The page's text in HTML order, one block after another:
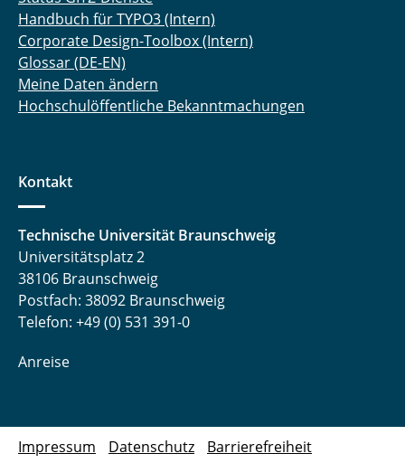
Handbuch für TYPO3 (Intern)
Corporate Design-Toolbox (Intern)
Glossar (DE-EN)
Meine Daten ändern
Hochschulöffentliche Bekanntmachungen
Kontakt
Technische Universität Braunschweig
Universitätsplatz 2
38106 Braunschweig
Postfach: 38092 Braunschweig
Telefon: +49 (0) 531 391-0
Anreise
Impressum Datenschutz Barrierefreiheit